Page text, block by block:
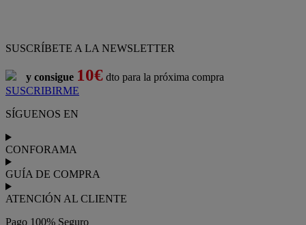
SUSCRÍBETE A LA NEWSLETTER
y consigue 10€ dto para la próxima compra
SUSCRIBIRME
SÍGUENOS EN
CONFORAMA
GUÍA DE COMPRA
ATENCIÓN AL CLIENTE
Pago 100% Seguro